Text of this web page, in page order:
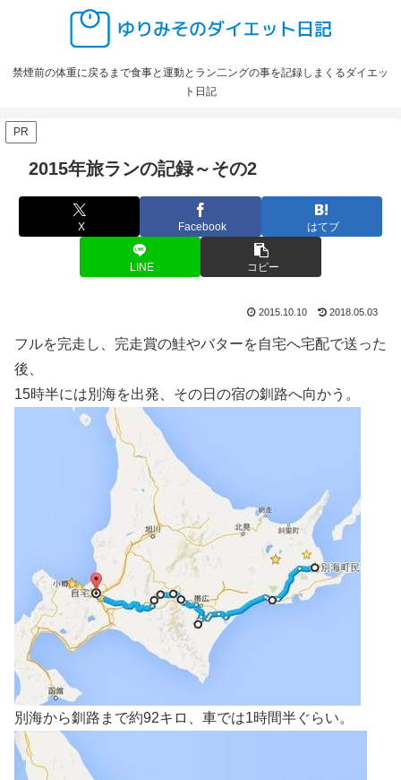
禁煙前の体重に戻るまで食事と運動とラン二ングの事を記録しまくるダイエッ
ト日記
PR
2015年旅ランの記録～その2
X Facebook はてブ
LINE コピー
2015.10.10 2018.05.03
フルを完走し、完走賞の鮭やバターを自宅へ宅配で送った
後、
15時半には別海を出発、その日の宿の釧路へ向かう。
別海から釧路まで約92キロ、車では1時間半ぐらい。